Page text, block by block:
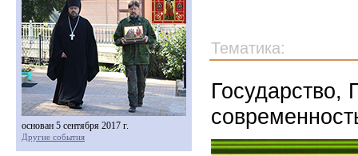
Тематика:
Государство,
основан 5 сентября 2017 г.
Другие события